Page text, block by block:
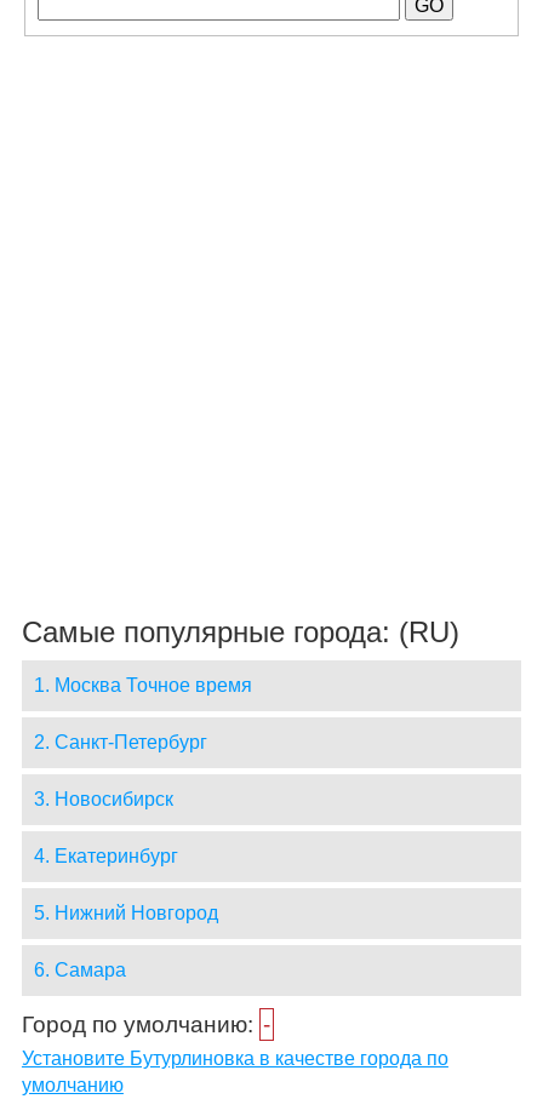
Самые популярные города: (RU)
1. Москва Точное время
2. Санкт-Петербург
3. Новосибирск
4. Екатеринбург
5. Нижний Новгород
6. Самара
Город по умолчанию: -
Установите Бутурлиновка в качестве города по
умолчанию